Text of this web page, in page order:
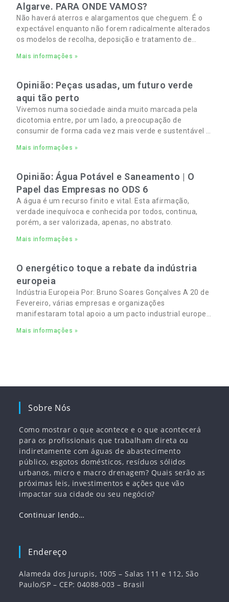
Algarve. PARA ONDE VAMOS?
Não haverá aterros e alargamentos que cheguem. É o
expectável enquanto não forem radicalmente alterados
os modelos de recolha, deposição e tratamento de
Mais informações »
Opinião: Peças usadas, um futuro verde
aqui tão perto
Vivemos numa sociedade ainda muito marcada pela
dicotomia entre, por um lado, a preocupação de
consumir de forma cada vez mais verde e sustentável e,
e familiares cada vez mais apertados.
Mais informações »
Opinião: Água Potável e Saneamento | O
Papel das Empresas no ODS 6
A água é um recurso finito e vital. Esta afirmação,
verdade inequívoca e conhecida por todos, continua,
porém, a ser valorizada, apenas, no abstrato.
Mais informações »
O energético toque a rebate da indústria
europeia
Indústria Europeia Por: Bruno Soares Gonçalves A 20 de
Fevereiro, várias empresas e organizações
manifestaram total apoio a um pacto industrial europeu
empregos
Mais informações »
Sobre Nós
Como mostrar o que acontece e o que acontecerá
para os profissionais que trabalham direta ou
indiretamente com águas de abastecimento
público, esgotos domésticos, resíduos sólidos
urbanos, micro e macro drenagem? Quais serão as
próximas leis, investimentos e ações que vão
impactar sua cidade ou seu negócio?
Continuar lendo…
Endereço
Alameda dos Jurupis, 1005 – Salas 111 e 112, São
Paulo/SP – CEP: 04088-003 – Brasil